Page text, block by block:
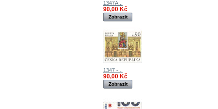
1347A...
90,00 Kč
Zobrazit
1347 -...
90,00 Kč
Zobrazit